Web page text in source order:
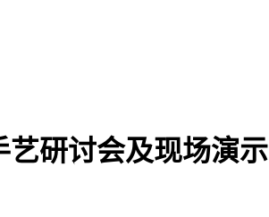
研讨会及现场演示